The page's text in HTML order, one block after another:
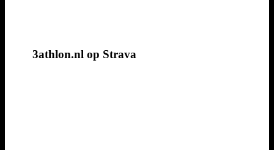
3athlon.nl op Strava